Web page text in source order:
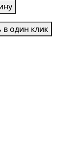
в один клик